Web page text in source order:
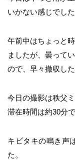
いかない感じでした
午前中はちょっと
ましたが、曇って
ので、早々撤収した
今日の撮影は秩父
滞在時間は約30分で
キビタキの鳴き声
た。